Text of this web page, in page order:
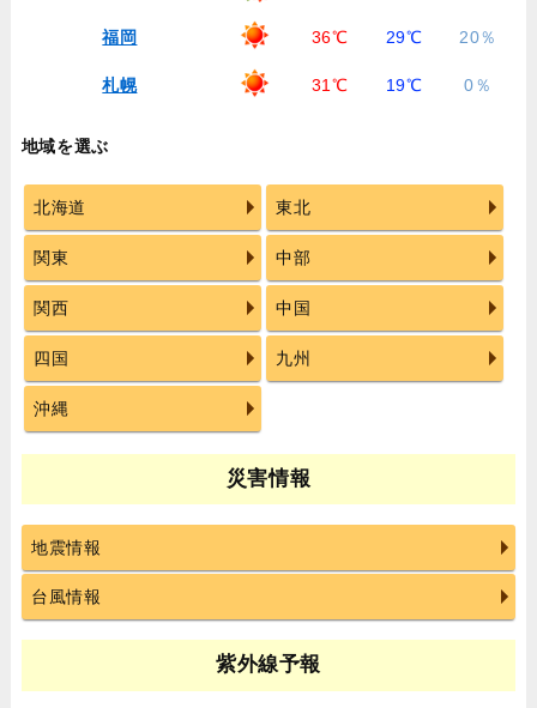
福岡 36℃ 29℃ 20％
札幌 31℃ 19℃ 0％
地域を選ぶ
北海道 東北
関東 中部
関西 中国
四国 九州
沖縄
災害情報
地震情報
台風情報
紫外線予報